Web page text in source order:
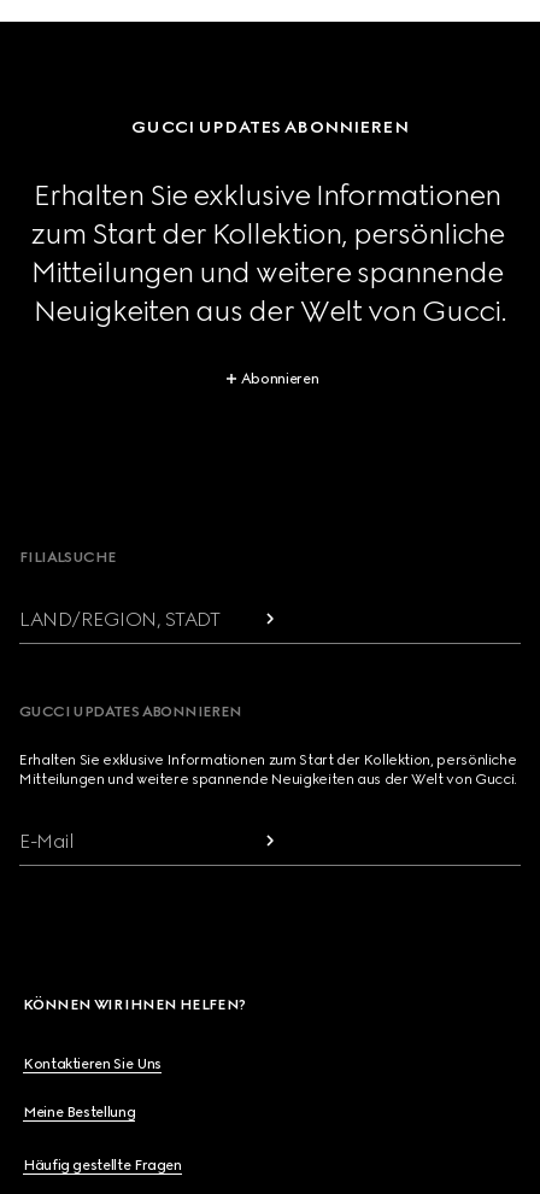
GUCCI UPDATES ABONNIEREN
Erhalten Sie exklusive Informationen
zum Start der Kollektion, persönliche
Mitteilungen und weitere spannende
Neuigkeiten aus der Welt von Gucci.
Abonnieren
FILIALSUCHE
LAND/REGION, STADT
GUCCI UPDATES ABONNIEREN
Erhalten Sie exklusive Informationen zum Start der Kollektion, persönliche
Mitteilungen und weitere spannende Neuigkeiten aus der Welt von Gucci.
E-Mail
KÖNNEN WIR IHNEN HELFEN?
Kontaktieren Sie Uns
Meine Bestellung
Häufig gestellte Fragen